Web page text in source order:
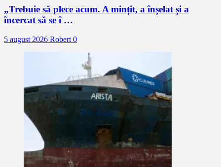
„Trebuie să plece acum. A mințit, a înșelat și a
încercat să se î …
5 august 2026 Robert 0